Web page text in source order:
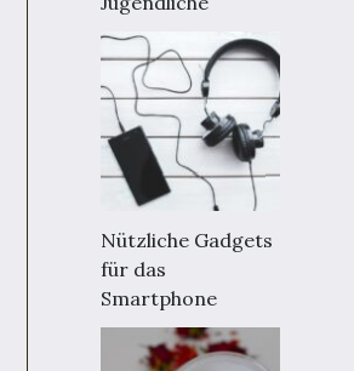
Nützliche Gadgets
für das
Smartphone